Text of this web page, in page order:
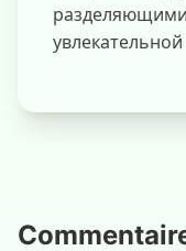
увлекательной